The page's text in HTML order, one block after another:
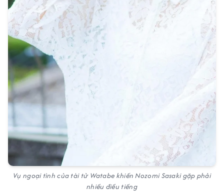
Vụ ngoại tình của tài tử Watabe khiến Nozomi Sasaki gặp phải
nhiều điều tiếng